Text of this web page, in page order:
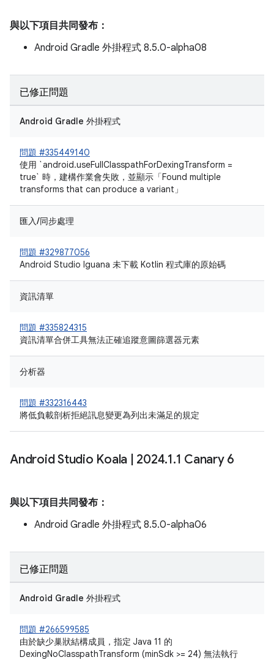
與以下項目共同發布：
Android Gradle 外掛程式 8.5.0-alpha08
已修正問題
Android Gradle 外掛程式
問題 #335449140
使用 `android.useFullClasspathForDexingTransform =
true` 時，建構作業會失敗，並顯示「Found multiple
transforms that can produce a variant」
匯入/同步處理
問題 #329877056
Android Studio Iguana 未下載 Kotlin 程式庫的原始碼
資訊清單
問題 #335824315
資訊清單合併工具無法正確追蹤意圖篩選器元素
分析器
問題 #332316443
將低負載剖析拒絕訊息變更為列出未滿足的規定
Android Studio Koala 2024.1.1 Canary 6
與以下項目共同發布：
Android Gradle 外掛程式 8.5.0-alpha06
已修正問題
Android Gradle 外掛程式
問題 #266599585
由於缺少巢狀結構成員，指定 Java 11 的
DexingNoClasspathTransform (minSdk >= 24) 無法執行